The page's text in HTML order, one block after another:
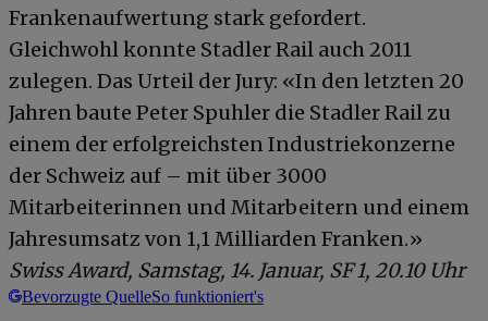
Frankenaufwertung stark gefordert.
Gleichwohl konnte Stadler Rail auch 2011
zulegen. Das Urteil der Jury: «In den letzten 20
Jahren baute Peter Spuhler die Stadler Rail zu
einem der erfolgreichsten Industriekonzerne
der Schweiz auf – mit über 3000
Mitarbeiterinnen und Mitarbeitern und einem
Jahresumsatz von 1,1 Milliarden Franken.»
Swiss Award, Samstag, 14. Januar, SF 1, 20.10 Uhr
Bevorzugte QuelleSo funktioniert's